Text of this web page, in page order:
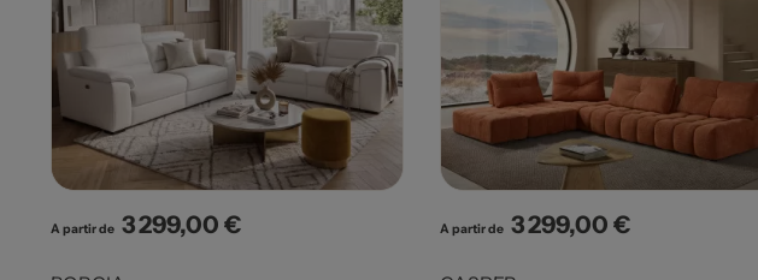
A partir de Prix
3 299,00 € A partir de Prix
3 299,00 €